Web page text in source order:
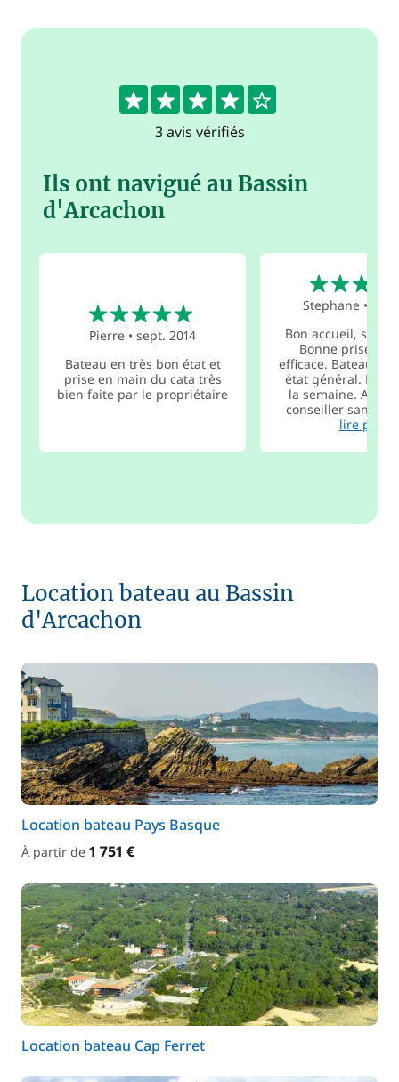
4.3
3 avis vérifiés
Ils ont navigué au Bassin
d'Arcachon
Pierre •sept. 2014
Bateau en très bon état et
prise en main du cata très
bien faite par le propriétaire
Stephane •
Bon accueil,
Bonne prise en
efficace. Bateau en
état général. Bon
la semaine. A
conseiller sans
lire plus
Location bateau au Bassin
d'Arcachon
Location bateau Pays Basque
À partir de 1 751 €
Location bateau Cap Ferret